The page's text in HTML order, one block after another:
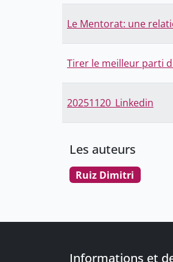
Le Mentorat: une
Tirer le meilleur parti
20251120_Linkedin
Les auteurs
Ruiz Dimitri
Informations et